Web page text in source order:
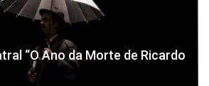
“O Ano da Morte de Ricardo